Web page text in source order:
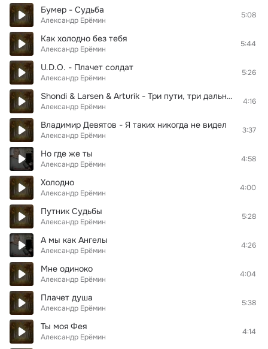
Бумер - Судьба
Александр Ерёмин
5:08
Как холодно без тебя
Александр Ерёмин
5:44
U.D.O. - Плачет солдат
Александр Ерёмин
5:26
Shondi & Larsen & Arturik - Три пути, три дальние дороги
Александр Ерёмин
4:16
Владимир Девятов - Я таких никогда не видел
Александр Ерёмин
3:37
Но где же ты
Александр Ерёмин
4:58
Холодно
Александр Ерёмин
4:00
Путник Судьбы
Александр Ерёмин
5:28
А мы как Ангелы
Александр Ерёмин
4:26
Мне одиноко
Александр Ерёмин
4:04
Плачет душа
Александр Ерёмин
5:38
Ты моя Фея
Александр Ерёмин
4:14